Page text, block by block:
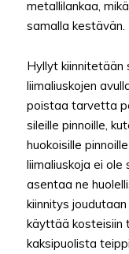
metallilankaa,
samalla kestävän.
Hyllyt kiinnitetään
liimaliuskojen
poistaa tarvetta
sileille pinnoille,
huokoisille
liimaliuskoja ei
asentaa ne
kiinnitys
käyttää kosteisiin
kaksipuolista